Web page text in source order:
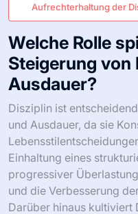
Aufrechterhaltung der
Welche Rolle
Steigerung von
Ausdauer?
Disziplin ist
und Ausdauer, da sie
Einhaltung eines
progressiver
und die Verbesserung
Darüber hinaus kultiviert